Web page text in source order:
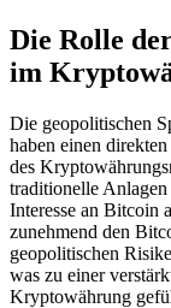
Die Rolle
im
Die geopolitischen
haben einen
des
traditionelle
Interesse an Bitcoin
zunehmend den
geopolitischen
was zu einer
Kryptowährung